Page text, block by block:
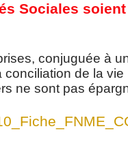
Sociales
conjuguée à
conciliation de la
ne sont pas